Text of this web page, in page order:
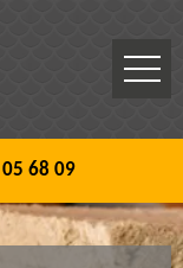
68 09